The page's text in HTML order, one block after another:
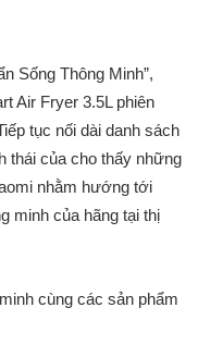
Sống Thông Minh”,
Air Fryer 3.5L phiên
tục nối dài danh sách
thái của cho thấy những
nhằm hướng tới
minh của hãng tại thị